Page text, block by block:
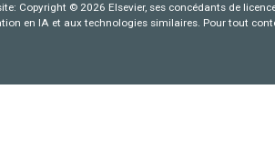
Copyright © 2026 Elsevier, ses concédants de
en IA et aux technologies similaires. Pour tout